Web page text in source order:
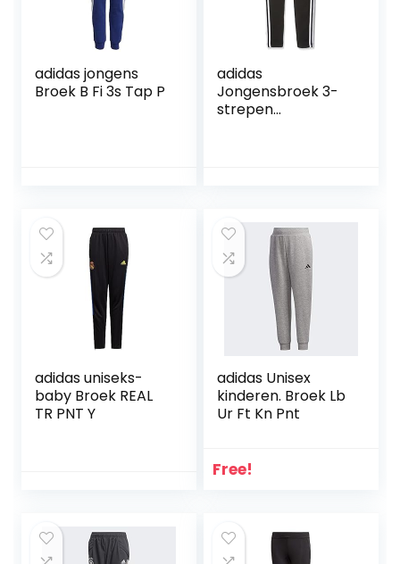
adidas jongens
Broek B Fi 3s Tap P
adidas
Jongensbroek 3-
strepen
adidas uniseks-
baby Broek REAL
TR PNT Y
adidas Unisex
kinderen. Broek Lb
Ur Ft Kn Pnt
Free!